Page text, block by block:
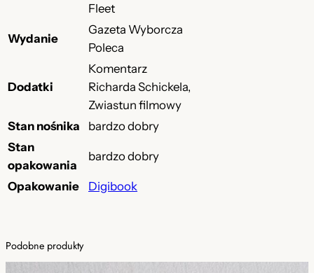
Fleet
Wydanie
Gazeta Wyborcza
Poleca
Dodatki
Komentarz
Richarda Schickela,
Zwiastun filmowy
Stan nośnika
bardzo dobry
Stan
opakowania
bardzo dobry
Opakowanie Digibook
Podobne produkty